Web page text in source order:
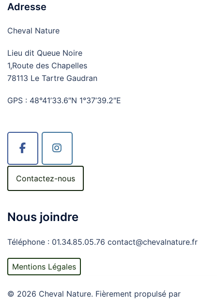
Adresse
Cheval Nature
Lieu dit Queue Noire
1,Route des Chapelles
78113 Le Tartre Gaudran
GPS : 48°41’33.6″N 1°37’39.2″E
Contactez-nous
Nous joindre
Téléphone : 01.34.85.05.76 contact@chevalnature.fr
Mentions Légales
© 2026 Cheval Nature. Fièrement propulsé par